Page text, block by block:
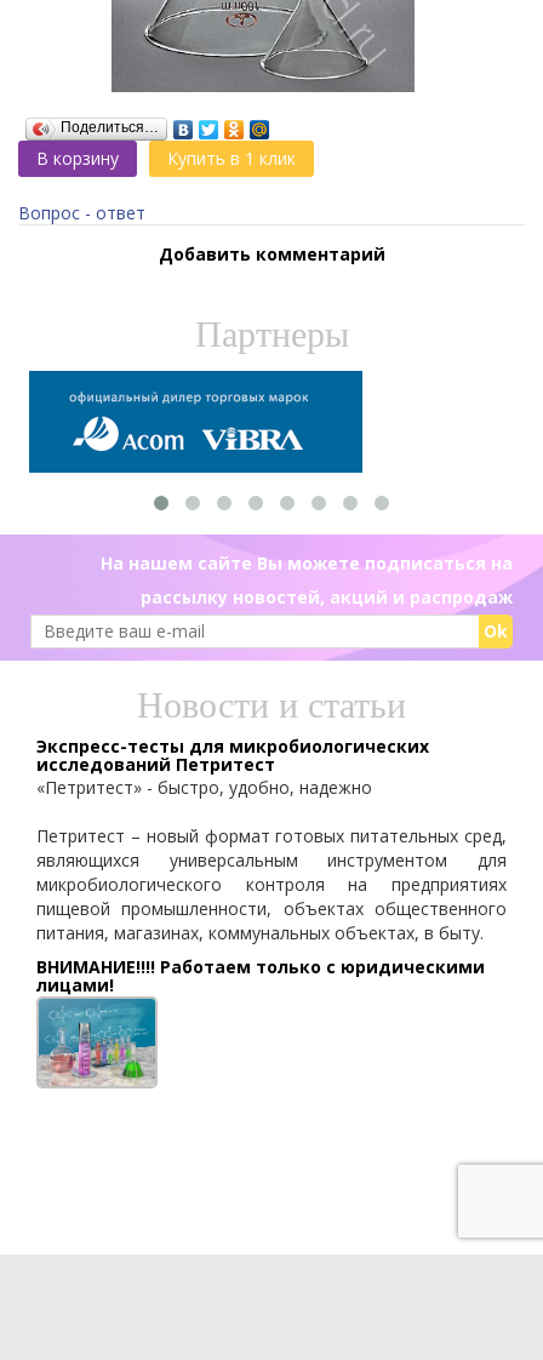
Поделиться…
В корзину Купить в 1 клик
Вопрос - ответ
Добавить комментарий
Партнеры
На нашем сайте Вы можете подписаться на
рассылку новостей, акций и распродаж
Ok
Новости и статьи
Экспресс-тесты для микробиологических
исследований Петритест
«Петритест» - быстро, удобно, надежно
Петритест – новый формат готовых питательных сред,
являющихся универсальным инструментом для
микробиологического контроля на предприятиях
пищевой промышленности, объектах общественного
питания, магазинах, коммунальных объектах, в быту.
ВНИМАНИЕ!!!! Работаем только с юридическими
лицами!